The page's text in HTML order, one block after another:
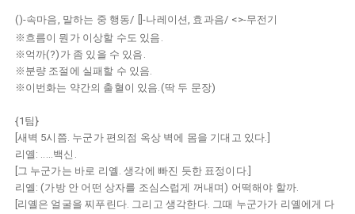
()-속마음, 말하는 중 행동/ []-나레이션, 효과음/ <>-무전기
※흐름이 뭔가 이상할 수도 있음.
※억까(?)가 좀 있을 수 있음.
※분량 조절에 실패할 수 있음.
※이번화는 약간의 출혈이 있음.(딱 두 문장)
{1팀}
[새벽 5시쯤. 누군가 편의점 옥상 벽에 몸을 기대고 있다.]
리옐: .....백신.
[그 누군가는 바로 리옐. 생각에 빠진 듯한 표정이다.]
리옐: (가방 안 어떤 상자를 조심스럽게 꺼내며) 어떡해야 할까.
[리옐은 얼굴을 찌푸린다. 그리고 생각한다. 그때 누군가가 리옐에게 다